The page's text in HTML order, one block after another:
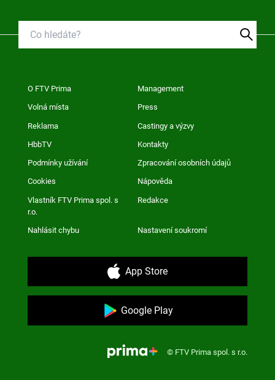
O FTV Prima Management
Volná místa Press
Reklama Castingy a výzvy
HbbTV Kontakty
Podmínky užívání Zpracování osobních údajů
Cookies Nápověda
Vlastník FTV Prima spol. s
r.o.
Redakce
Nahlásit chybu Nastavení soukromí
App Store
Google Play
© FTV Prima spol. s r.o.